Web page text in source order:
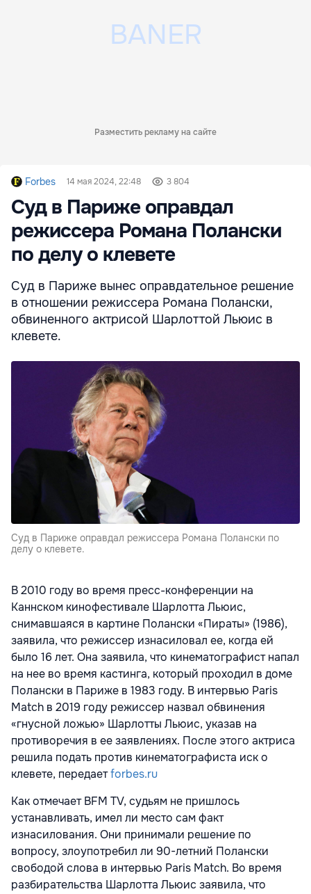
Разместить рекламу на сайте
Forbes 14 мая 2024, 22:48 3 804
Суд в Париже оправдал
режиссера Романа Полански
по делу о клевете
Суд в Париже вынес оправдательное решение
в отношении режиссера Романа Полански,
обвиненного актрисой Шарлоттой Льюис в
клевете.
Суд в Париже оправдал режиссера Романа Полански по
делу о клевете.
В 2010 году во время пресс-конференции на
Каннском кинофестивале Шарлотта Льюис,
снимавшаяся в картине Полански «Пираты» (1986),
заявила, что режиссер изнасиловал ее, когда ей
было 16 лет. Она заявила, что кинематографист напал
на нее во время кастинга, который проходил в доме
Полански в Париже в 1983 году. В интервью Paris
Match в 2019 году режиссер назвал обвинения
«гнусной ложью» Шарлотты Льюис, указав на
противоречия в ее заявлениях. После этого актриса
решила подать против кинематографиста иск о
клевете, передаетforbes.ru
Как отмечает BFM TV, судьям не пришлось
устанавливать, имел ли место сам факт
изнасилования. Они принимали решение по
вопросу, злоупотребил ли 90-летний Полански
свободой слова в интервью Paris Match. Во время
разбирательства Шарлотта Льюис заявила, что